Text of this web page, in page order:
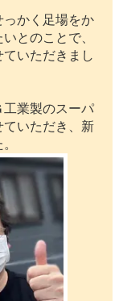
かく足場をか
とのことで、
いただきまし
業製のスーパ
ていただき、新